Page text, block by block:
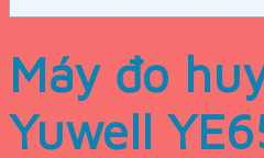
Máy đo
Yuwell